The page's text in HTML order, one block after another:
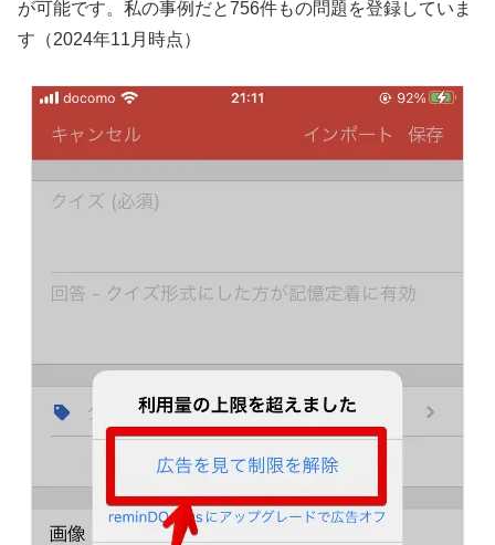
が可能です。私の事例だと756件もの問題を登録していま
す（2024年11月時点）